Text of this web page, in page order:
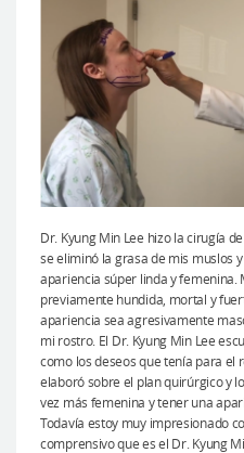
Dr. Kyung Min Lee hizo la cirugía
se eliminó la grasa de mis muslos
apariencia súper linda y femenina.
previamente hundida, mortal y
apariencia sea agresivamente
mi rostro. El Dr. Kyung Min Lee
como los deseos que tenía para el
elaboró sobre el plan quirúrgico y
vez más femenina y tener una
Todavía estoy muy impresionado
comprensivo que es el Dr. Kyung